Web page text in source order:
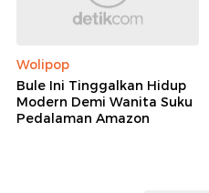
Wolipop
Bule Ini Tinggalkan Hidup
Modern Demi Wanita Suku
Pedalaman Amazon